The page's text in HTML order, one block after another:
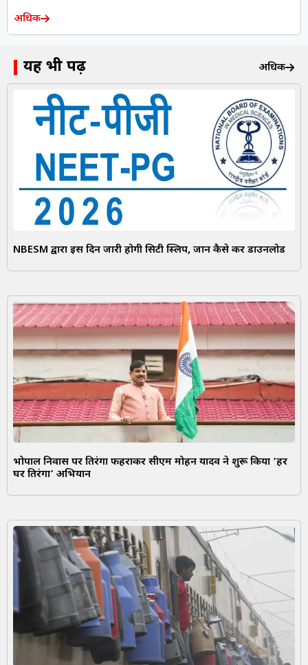
अधिक
यह भी पढ़ें अधिक
NBESM द्वारा इस दिन जारी होगी सिटी स्लिप, जानें कैसे करें डाउनलोड
भोपाल निवास पर तिरंगा फहराकर सीएम मोहन यादव ने शुरू किया ‘हर
घर तिरंगा’ अभियान